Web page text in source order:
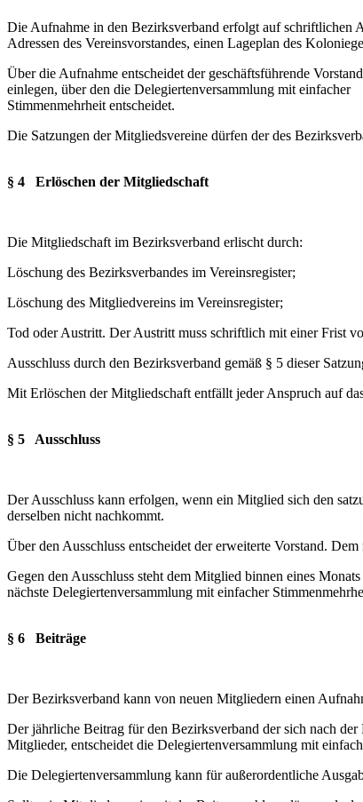
Die Aufnahme in den Bezirksverband erfolgt auf schriftlichen
Adressen des Vereinsvorstandes, einen Lageplan des
Über die Aufnahme entscheidet der geschäftsführende
einlegen, über den die Delegiertenversammlung mit einfacher
Stimmenmehrheit entscheidet.
Die Satzungen der Mitgliedsvereine dürfen der des
§ 4 Erlöschen der Mitgliedschaft
Die Mitgliedschaft im Bezirksverband erlischt durch:
Löschung des Bezirksverbandes im Vereinsregister;
Löschung des Mitgliedvereins im Vereinsregister;
Tod oder Austritt. Der Austritt muss schriftlich mit einer Frist
Ausschluss durch den Bezirksverband gemäß § 5 dieser
Mit Erlöschen der Mitgliedschaft entfällt jeder Anspruch auf
§ 5 Ausschluss
Der Ausschluss kann erfolgen, wenn ein Mitglied sich den
derselben nicht nachkommt.
Über den Ausschluss entscheidet der erweiterte Vorstand.
Gegen den Ausschluss steht dem Mitglied binnen eines
nächste Delegiertenversammlung mit einfacher
§ 6 Beiträge
Der Bezirksverband kann von neuen Mitgliedern einen
Der jährliche Beitrag für den Bezirksverband der sich nach
Mitglieder, entscheidet die Delegiertenversammlung mit
Die Delegiertenversammlung kann für außerordentliche